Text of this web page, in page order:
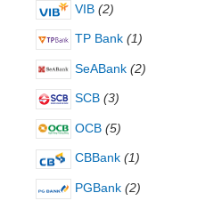
VIB (2)
TP Bank (1)
SeABank (2)
SCB (3)
OCB (5)
CBBank (1)
PGBank (2)